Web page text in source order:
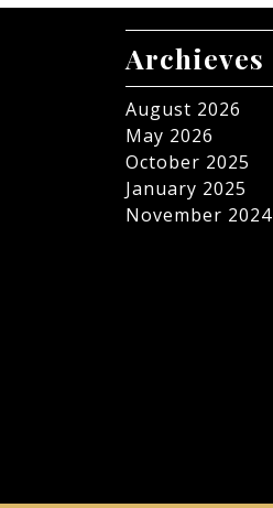
Archieves
August 2026
May 2026
October 2025
January 2025
November 2024